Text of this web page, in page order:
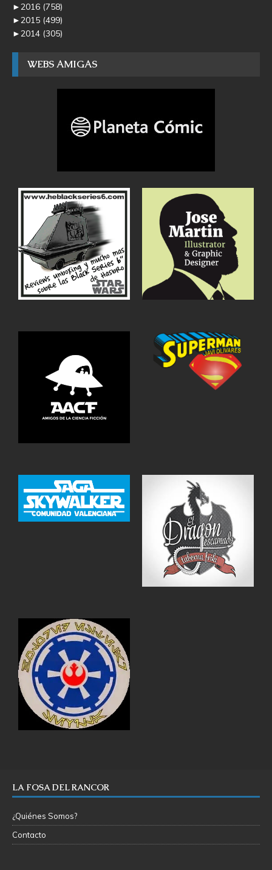
►2016 (758)
►2015 (499)
►2014 (305)
WEBS AMIGAS
LA FOSA DEL RANCOR
¿Quiénes Somos?
Contacto